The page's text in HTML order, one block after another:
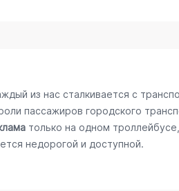
из нас сталкивается с
пассажиров городского
только на одном
недорогой и доступной.